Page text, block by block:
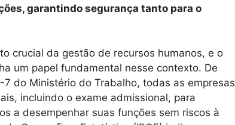
garantindo segurança tanto para o
crucial da gestão de recursos humanos, e o
um papel fundamental nesse contexto. De
do Ministério do Trabalho, todas as empresas
incluindo o exame admissional, para
a desempenhar suas funções sem riscos à